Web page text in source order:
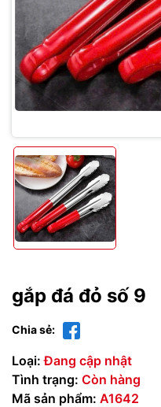
gắp đá đỏ số 9
Chia sẻ:
Loại: Đang cập nhật
Tình trạng: Còn hàng
Mã sản phẩm: A1642